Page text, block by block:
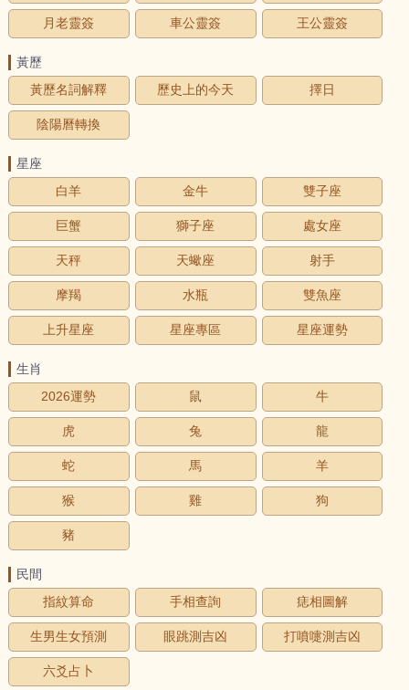
月老靈簽 車公靈簽 王公靈簽
黃歷
黃歷名詞解釋
歷史上的今天 擇日
陰陽曆轉換
星座
白羊
金牛 雙子座
巨蟹 獅子座 處女座
天秤 天蠍座 射手
摩羯 水瓶 雙魚座
上升星座 星座專區 星座運勢
生肖
2026運勢
鼠 牛
虎 兔 龍
蛇 馬 羊
猴 雞 狗
豬
民間
指紋算命
手相查詢 痣相圖解
生男生女預測 眼跳測吉凶 打噴嚏測吉凶
六爻占卜